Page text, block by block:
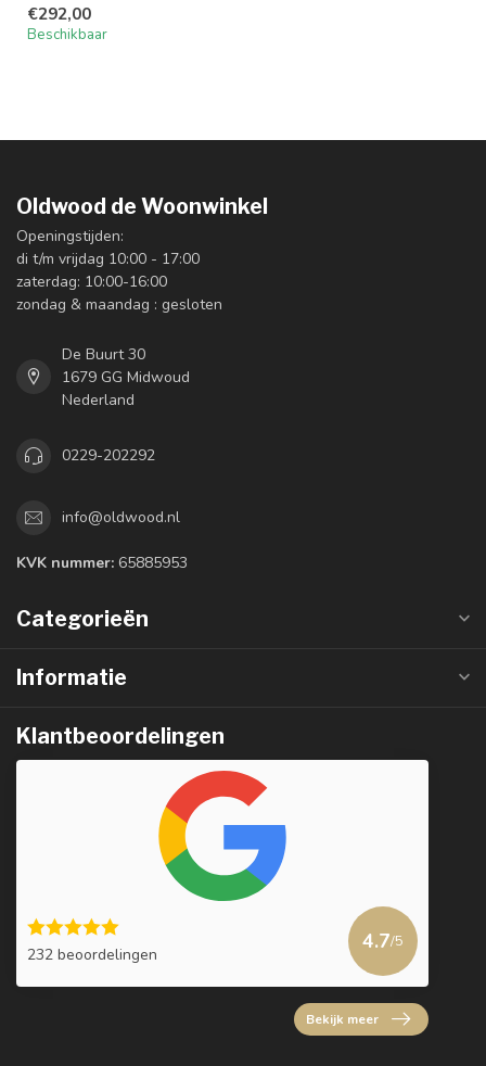
€292,00
Beschikbaar
Oldwood de Woonwinkel
Openingstijden:
di t/m vrijdag 10:00 - 17:00
zaterdag: 10:00-16:00
zondag & maandag : gesloten
De Buurt 30
1679 GG Midwoud
Nederland
0229-202292
info@oldwood.nl
KVK nummer: 65885953
Categorieën
Informatie
Klantbeoordelingen
232 beoordelingen
4.7/5
Bekijk meer